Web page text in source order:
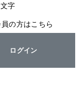
字
の方はこちら
ログイン